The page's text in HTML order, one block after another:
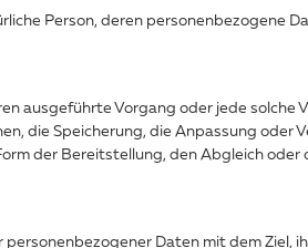
Person, deren personenbezogene
ausgeführte Vorgang oder jede solche
die Speicherung, die Anpassung oder
der Bereitstellung, den Abgleich oder
Daten mit dem Ziel,